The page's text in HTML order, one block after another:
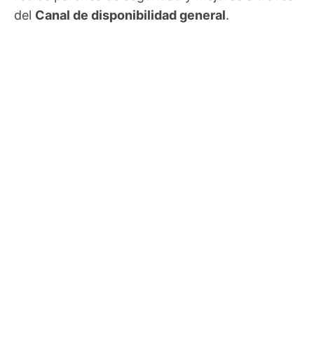
del Canal de disponibilidad general.